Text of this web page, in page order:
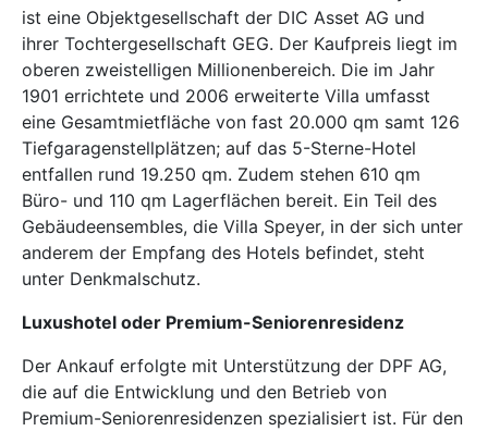
ist eine Objektgesellschaft der DIC Asset AG und
ihrer Tochtergesellschaft GEG. Der Kaufpreis liegt im
oberen zweistelligen Millionenbereich. Die im Jahr
1901 errichtete und 2006 erweiterte Villa umfasst
eine Gesamtmietfläche von fast 20.000 qm samt 126
Tiefgaragenstellplätzen; auf das 5-Sterne-Hotel
entfallen rund 19.250 qm. Zudem stehen 610 qm
Büro- und 110 qm Lagerflächen bereit. Ein Teil des
Gebäudeensembles, die Villa Speyer, in der sich unter
anderem der Empfang des Hotels befindet, steht
unter Denkmalschutz.
Luxushotel oder Premium-Seniorenresidenz
Der Ankauf erfolgte mit Unterstützung der DPF AG,
die auf die Entwicklung und den Betrieb von
Premium-Seniorenresidenzen spezialisiert ist. Für den